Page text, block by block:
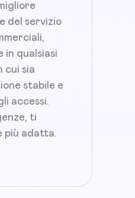
del servizio
in qualsiasi
cui sia
stabile e
accessi.
ti
più adatta.